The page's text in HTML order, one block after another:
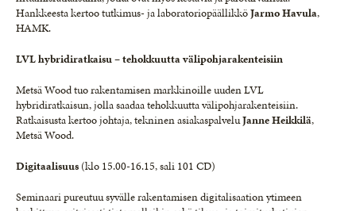
Hankkeesta kertoo tutkimus- ja laboratoriopäällikköJarmo Havula,
HAMK.
LVL hybridiratkaisu – tehokkuutta välipohjarakenteisiin
Metsä Wood tuo rakentamisen markkinoille uuden LVL
hybridiratkaisun, jolla saadaa tehokkuutta välipohjarakenteisiin.
Ratkaisusta kertoo johtaja, tekninen asiakaspalveluJanne Heikkilä,
Metsä Wood.
Digitaalisuus (klo 15.00-16.15, sali 101 CD)
Seminaari pureutuu syvälle rakentamisen digitalisaation ytimeen